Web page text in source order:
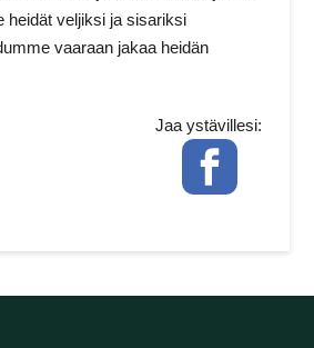
heidät veljiksi ja sisariksi
vaaraan jakaa heidän
Jaa ystävillesi:
Facebook